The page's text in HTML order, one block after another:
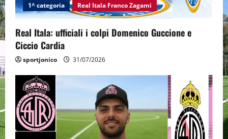
1^ categoria Real Itala Franco Zagami
Real Itala: ufficiali i colpi Domenico Guccione e
Ciccio Cardia
sportjonico 31/07/2026